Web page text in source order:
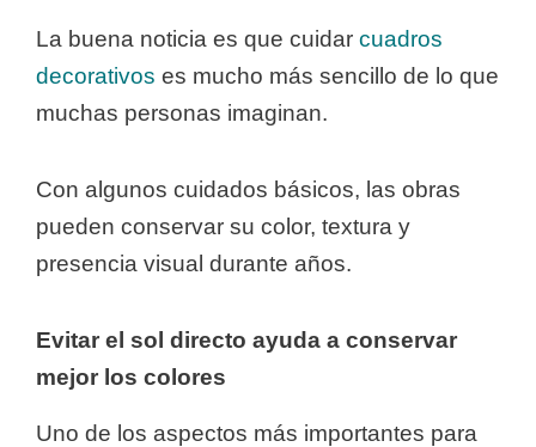
La buena noticia es que cuidar cuadros
decorativos es mucho más sencillo de lo que
muchas personas imaginan.
Con algunos cuidados básicos, las obras
pueden conservar su color, textura y
presencia visual durante años.
Evitar el sol directo ayuda a conservar
mejor los colores
Uno de los aspectos más importantes para